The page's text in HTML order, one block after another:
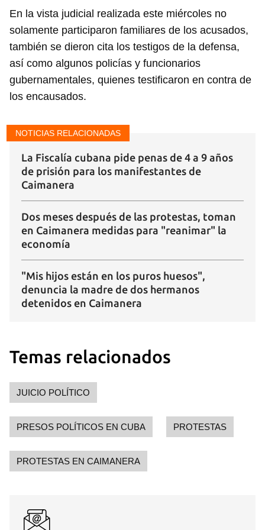
En la vista judicial realizada este miércoles no
solamente participaron familiares de los acusados,
también se dieron cita los testigos de la defensa,
así como algunos policías y funcionarios
gubernamentales, quienes testificaron en contra de
los encausados.
NOTICIAS RELACIONADAS
La Fiscalía cubana pide penas de 4 a 9 años
de prisión para los manifestantes de
Caimanera
Dos meses después de las protestas, toman
en Caimanera medidas para "reanimar" la
economía
"Mis hijos están en los puros huesos",
denuncia la madre de dos hermanos
detenidos en Caimanera
Temas relacionados
JUICIO POLÍTICO
PRESOS POLÍTICOS EN CUBA PROTESTAS
PROTESTAS EN CAIMANERA